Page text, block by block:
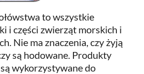
to wszystkie
i części zwierząt morskich i
Nie ma znaczenia, czy żyją
są hodowane. Produkty
wykorzystywane do